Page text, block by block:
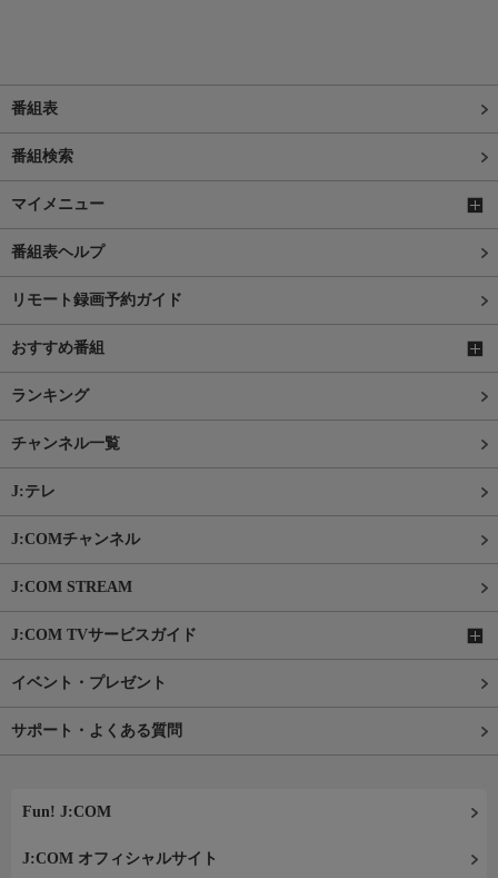
番組表
番組検索
マイメニュー
番組表ヘルプ
リモート録画予約ガイド
おすすめ番組
ランキング
チャンネル一覧
J:テレ
J:COMチャンネル
J:COM STREAM
J:COM TVサービスガイド
イベント・プレゼント
サポート・よくある質問
Fun! J:COM
J:COM オフィシャルサイト